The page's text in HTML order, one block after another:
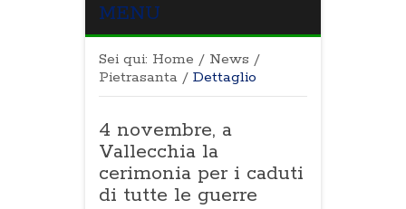
MENU
Sei qui: Home / News /
Pietrasanta / Dettaglio
4 novembre, a
Vallecchia la
cerimonia per i caduti
di tutte le guerre